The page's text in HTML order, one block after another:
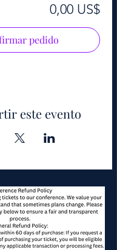
0,00 US$
pedido
este evento